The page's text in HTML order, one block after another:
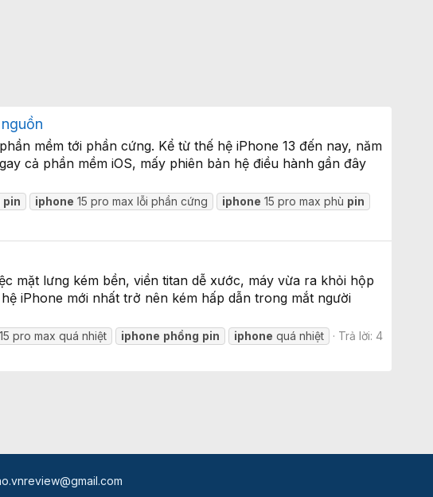
mềm tới phần cứng. Kể từ thế hệ iPhone 13 đến nay, năm
cả phần mềm iOS, mấy phiên bản hệ điều hành gần đây
pin iphone 15 pro max lỗi phần cứng iphone 15 pro max phù pin
mặt lưng kém bền, viền titan dễ xước, máy vừa ra khỏi hộp
iPhone mới nhất trở nên kém hấp dẫn trong mắt người
15 pro max quá nhiệt iphone phồng pin iphone quá nhiệt
Trả lời: 4